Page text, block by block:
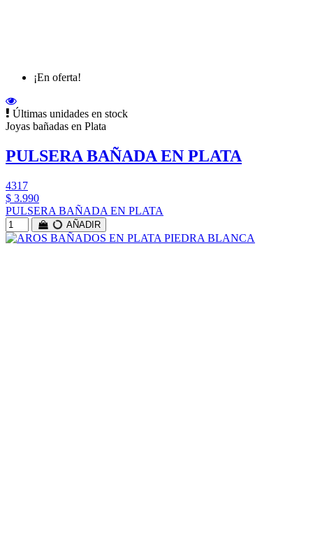
¡En oferta!
Últimas unidades en stock
Joyas bañadas en Plata
PULSERA BAÑADA EN PLATA
4317
$ 3.990
PULSERA BAÑADA EN PLATA
AÑADIR